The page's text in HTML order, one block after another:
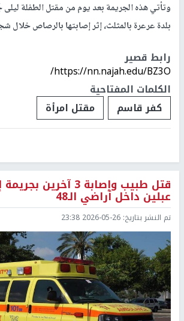
بلدة عرعرة بالمثلث، إثر إصابتها بالرصاص خلال
رابط قصير
https://nn.najah.edu/BZ3O/
الكلمات المفتاحية
كفر قاسم
مقتل امرأة
قتل طبيب وإصابة 3
عبلين داخل أراضي الـ48
تم النشر بتاريخ: 2026-05-26 23:38